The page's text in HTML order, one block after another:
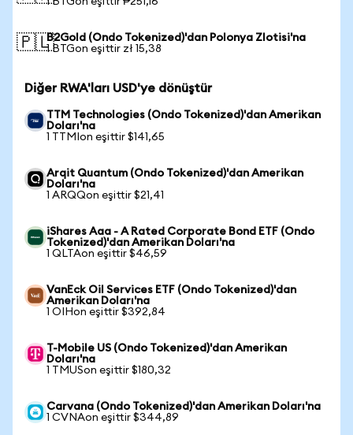
🇵🇱B2Gold (Ondo Tokenized)'dan Polonya Zlotisi'na
1 BTGon eşittir zł 15,38
Diğer RWA'ları USD'ye dönüştür
TTM Technologies (Ondo Tokenized)'dan Amerikan
Doları'na
1 TTMIon eşittir $141,65
Arqit Quantum (Ondo Tokenized)'dan Amerikan
Doları'na
1 ARQQon eşittir $21,41
iShares Aaa - A Rated Corporate Bond ETF (Ondo
Tokenized)'dan Amerikan Doları'na
1 QLTAon eşittir $46,59
VanEck Oil Services ETF (Ondo Tokenized)'dan
Amerikan Doları'na
1 OIHon eşittir $392,84
T-Mobile US (Ondo Tokenized)'dan Amerikan
Doları'na
1 TMUSon eşittir $180,32
Carvana (Ondo Tokenized)'dan Amerikan Doları'na
1 CVNAon eşittir $344,89